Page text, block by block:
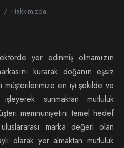
Hakkımızda
yer edinmiş olmamızın
kurarak doğanın eşsiz
müşterilerimize en iyi şekilde ve
sunmaktan mutluluk
memnuniyetini temel hedef
marka değeri olan
olarak yer almaktan mutluluk